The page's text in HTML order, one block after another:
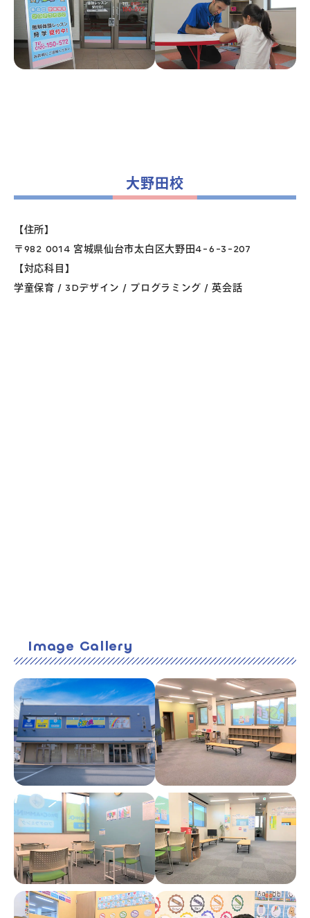
大野田校
【住所】
〒982 0014 宮城県仙台市太白区大野田4-6-3-207
【対応科目】
学童保育 / 3Dデザイン / プログラミング / 英会話
Image Gallery